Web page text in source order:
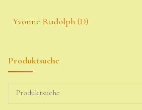
Yvonne Rudolph (D)
Produktsuche